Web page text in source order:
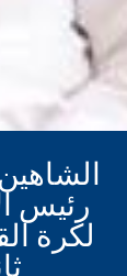
رئيس
لكرة